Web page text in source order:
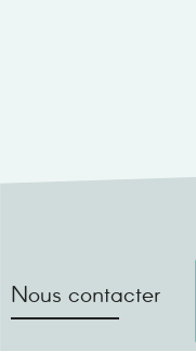
Nous contacter